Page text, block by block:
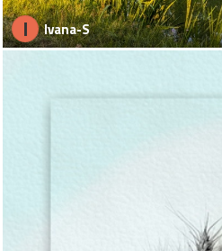
I Ivana-S